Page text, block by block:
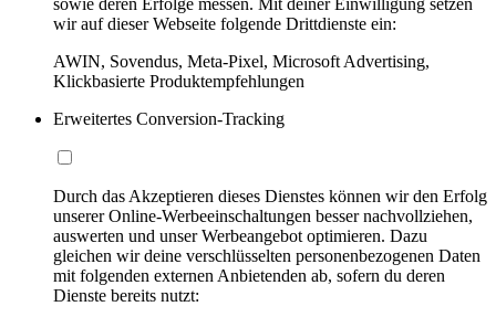
sowie deren Erfolge messen. Mit deiner Einwilligung setzen
wir auf dieser Webseite folgende Drittdienste ein:
AWIN, Sovendus, Meta-Pixel, Microsoft Advertising,
Klickbasierte Produktempfehlungen
Erweitertes Conversion-Tracking
Durch das Akzeptieren dieses Dienstes können wir den Erfolg
unserer Online-Werbeeinschaltungen besser nachvollziehen,
auswerten und unser Werbeangebot optimieren. Dazu
gleichen wir deine verschlüsselten personenbezogenen Daten
mit folgenden externen Anbietenden ab, sofern du deren
Dienste bereits nutzt: